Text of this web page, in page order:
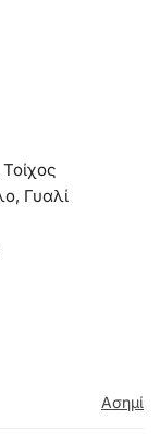
Γυαλί
Ασημί